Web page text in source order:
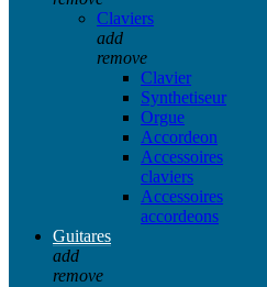
Claviers
add
remove
Clavier
Synthetiseur
Orgue
Accordeon
Accessoires
claviers
Accessoires
accordeons
Guitares
add
remove